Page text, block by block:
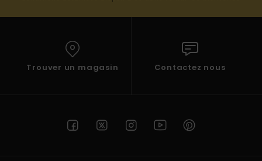
Trouver un magasin Contactez nous